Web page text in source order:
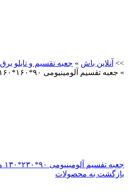
>> آنلاین باش » جعبه تقسیم و تابلو برق
» جعبه تقسیم آلومینیومی ۹۰*۱۶۰*۱۶۰ مته انرژی
جعبه تقسیم آلومینیومی ۹۰*۲۳۰*۱۳۰ مته انرژی
بازگشت به محصولات